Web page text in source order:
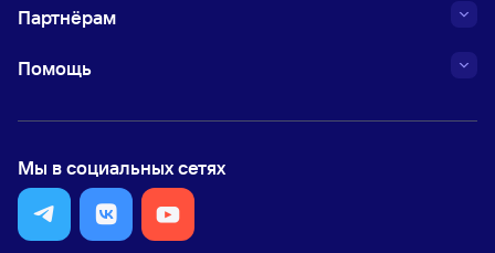
Партнёрам
Помощь
Мы в социальных сетях